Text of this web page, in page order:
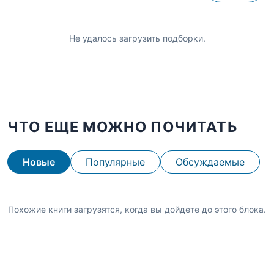
Не удалось загрузить подборки.
ЧТО ЕЩЕ МОЖНО ПОЧИТАТЬ
Новые Популярные Обсуждаемые
Похожие книги загрузятся, когда вы дойдете до этого блока.